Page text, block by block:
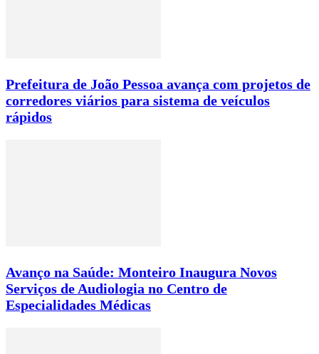
Prefeitura de João Pessoa avança com projetos de
corredores viários para sistema de veículos
rápidos
Avanço na Saúde: Monteiro Inaugura Novos
Serviços de Audiologia no Centro de
Especialidades Médicas